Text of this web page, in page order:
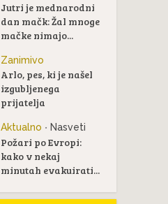
Jutri je mednarodni
dan mačk: Žal mnoge
mačke nimajo...
Zanimivo
Arlo, pes, ki je našel
izgubljenega
prijatelja
Aktualno • Nasveti
Požari po Evropi:
kako v nekaj
minutah evakuirati...